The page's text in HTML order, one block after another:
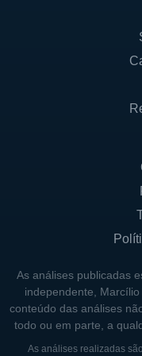
ampla gama de
banco atenda
clientes e
A instituição
de marketing
com os clientes.
serviços de
positiva, a Lake
para aumentar
de mercado. A
negócios são
permeiam todas
contribuindo
As análises publicadas
independente,
conteúdo das análises
todo ou em parte, a
As análises realizadas